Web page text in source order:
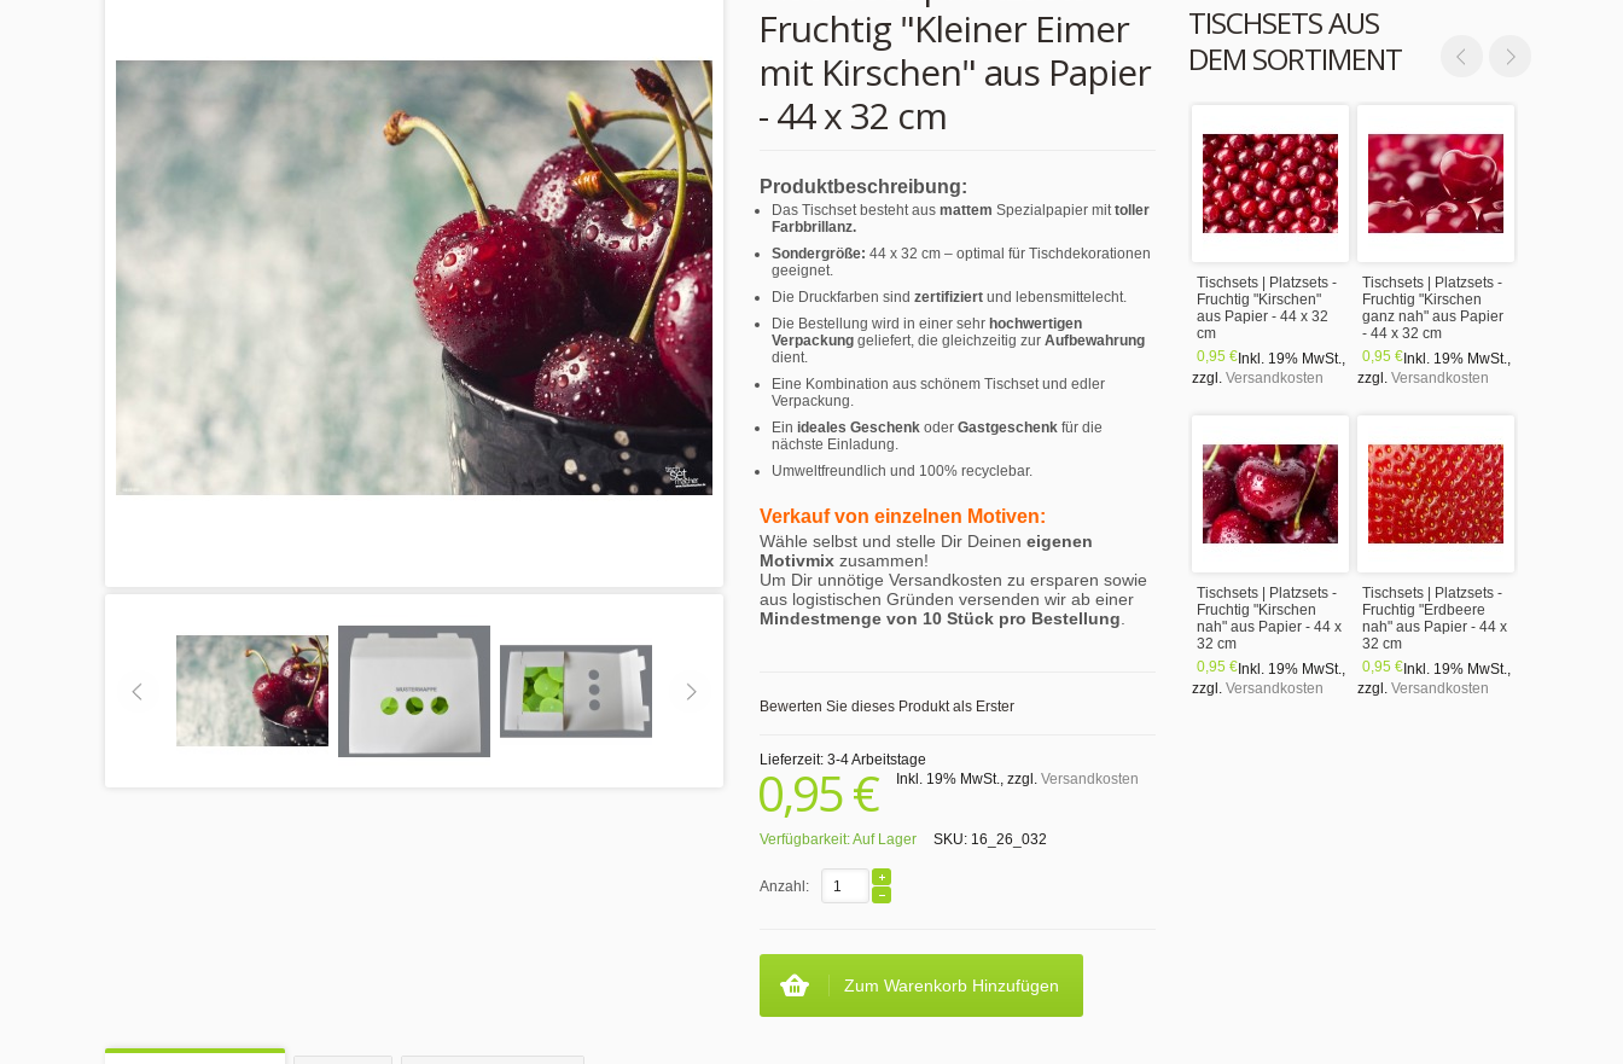
TISCHSETS AUS
DEM SORTIMENT
Tischsets | Platzsets -
Fruchtig "Kirschen"
aus Papier - 44 x 32
cm
0,95 € Inkl. 19% MwSt.,
zzgl. Versandkosten
Tischsets | Platzsets -
Fruchtig "Kirschen
ganz nah" aus Papier
- 44 x 32 cm
0,95 € Inkl. 19% MwSt.,
zzgl. Versandkosten
Tischsets | Platzsets -
Fruchtig "Kirschen
nah" aus Papier - 44 x
32 cm
0,95 € Inkl. 19% MwSt.,
zzgl. Versandkosten
Tischsets | Platzsets -
Fruchtig "Erdbeere
nah" aus Papier - 44 x
32 cm
0,95 € Inkl. 19% MwSt.,
zzgl. Versandkosten
Fruchtig "Kleiner Eimer
mit Kirschen" aus Papier
- 44 x 32 cm
Produktbeschreibung:
Das Tischset besteht aus mattem Spezialpapier mittoller
Farbbrillanz.
Sondergröße: 44 x 32 cm – optimal für Tischdekorationen
geeignet.
Die Druckfarben sind zertifiziert und lebensmittelecht.
Die Bestellung wird in einer sehr hochwertigen
Verpackung geliefert, die gleichzeitig zur Aufbewahrung
dient.
Eine Kombination aus schönem Tischset und edler
Verpackung.
Ein ideales Geschenk oder Gastgeschenk für die
nächste Einladung.
Umweltfreundlich und 100% recyclebar.
Verkauf von einzelnen Motiven:
Wähle selbst und stelle Dir Deinen eigenen
Motivmix zusammen!
Um Dir unnötige Versandkosten zu ersparen sowie
aus logistischen Gründen versenden wir ab einer
Mindestmenge von 10 Stück pro Bestellung
Bewerten Sie dieses Produkt als Erster
Lieferzeit: 3-4 Arbeitstage
0,95 € Inkl. 19% MwSt., zzgl. Versandkosten
Verfügbarkeit:Auf Lager SKU: 16_26_032
Anzahl:
Zum Warenkorb Hinzufügen